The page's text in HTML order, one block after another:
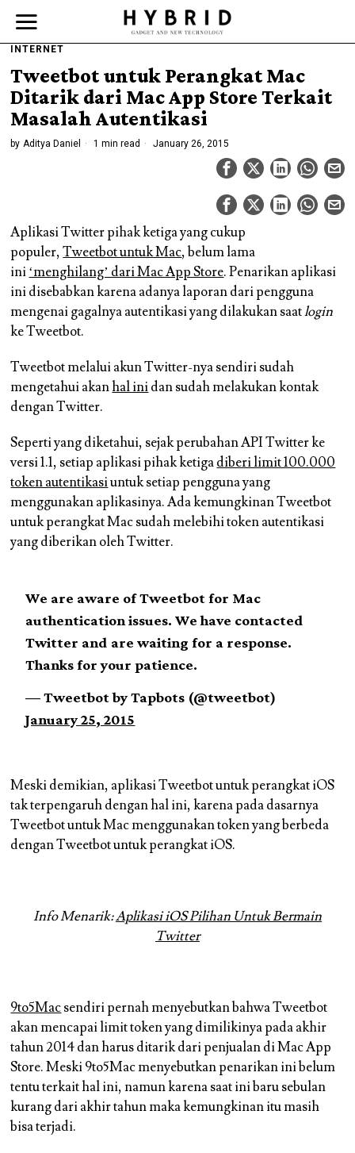
INTERNET
Tweetbot untuk Perangkat Mac
Ditarik dari Mac App Store Terkait
Masalah Autentikasi
by Aditya Daniel 1 min read January 26, 2015
Aplikasi Twitter pihak ketiga yang cukup
populer,Tweetbot untuk Mac, belum lama
ini‘menghilang’ dari Mac App Store. Penarikan aplikasi
ini disebabkan karena adanya laporan dari pengguna
mengenai gagalnya autentikasi yang dilakukan saatlogin
ke Tweetbot.
Tweetbot melalui akun Twitter-nya sendiri sudah
mengetahui akanhal inidan sudah melakukan kontak
dengan Twitter.
Seperti yang diketahui, sejak perubahan API Twitter ke
versi 1.1, setiap aplikasi pihak ketigadiberi limit 100.000
token autentikasiuntuk setiap pengguna yang
menggunakan aplikasinya. Ada kemungkinan Tweetbot
untuk perangkat Mac sudah melebihi token autentikasi
yang diberikan oleh Twitter.
We are aware of Tweetbot for Mac
authentication issues. We have contacted
Twitter and are waiting for a response.
Thanks for your patience.
— Tweetbot by Tapbots (@tweetbot)
January 25, 2015
Meski demikian, aplikasi Tweetbot untuk perangkat iOS
tak terpengaruh dengan hal ini, karena pada dasarnya
Tweetbot untuk Mac menggunakan token yang berbeda
dengan Tweetbot untuk perangkat iOS.
Info Menarik:Aplikasi iOS Pilihan Untuk Bermain
Twitter
9to5Macsendiri pernah menyebutkan bahwa Tweetbot
akan mencapai limit token yang dimilikinya pada akhir
tahun 2014 dan harus ditarik dari penjualan di Mac App
Store. Meski 9to5Mac menyebutkan penarikan ini belum
tentu terkait hal ini, namun karena saat ini baru sebulan
kurang dari akhir tahun maka kemungkinan itu masih
bisa terjadi.